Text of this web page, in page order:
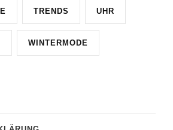
TRENDS UHR
WINTERMODE